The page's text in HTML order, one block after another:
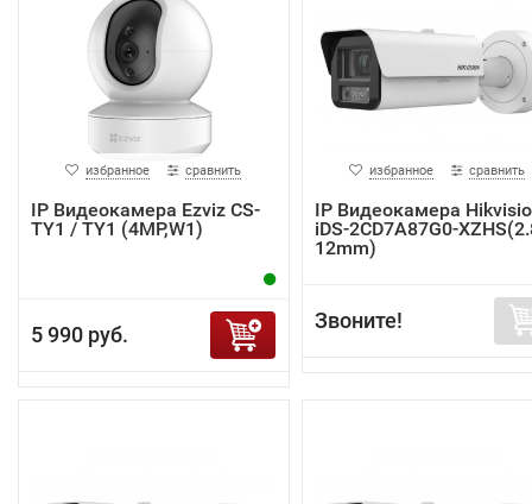
избранное сравнить
IP Видеокамера Ezviz CS-
TY1 / TY1 (4MP,W1)
5 990 руб.
избранное сравнить
IP Видеокамера
iDS-2CD7A87G0-
12mm)
Звоните!